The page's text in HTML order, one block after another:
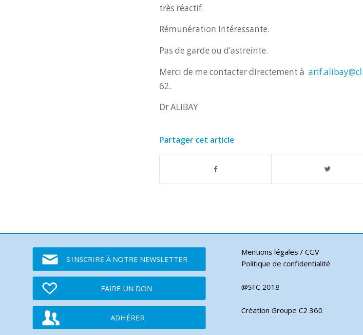
très réactif.
Rémunération intéressante.
Pas de garde ou d’astreinte.
Merci de me contacter directement à
62.
Dr ALIBAY
Partager cet article
S'INSCRIRE À NOTRE NEWSLETTER
FAIRE UN DON
ADHÉRER
Mentions légales / CGV
Politique de confidentialité
@SFC 2018
Création Groupe C2 360